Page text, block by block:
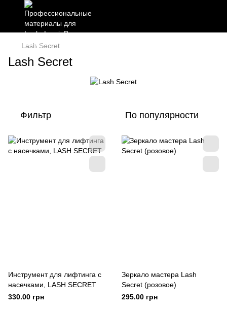
Lash Secret
Lash Secret
Фильтр По популярности
Инструмент для лифтинга с
насечками, LASH SECRET
330.00 грн
Зеркало мастера Lash
Secret (розовое)
295.00 грн